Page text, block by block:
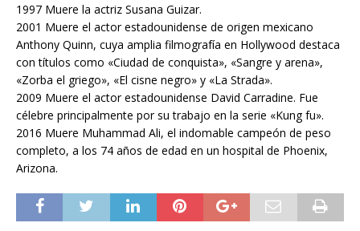
1997 Muere la actriz Susana Guizar.
2001 Muere el actor estadounidense de origen mexicano
Anthony Quinn, cuya amplia filmografía en Hollywood destaca
con títulos como «Ciudad de conquista», «Sangre y arena»,
«Zorba el griego», «El cisne negro» y «La Strada».
2009 Muere el actor estadounidense David Carradine. Fue
célebre principalmente por su trabajo en la serie «Kung fu».
2016 Muere Muhammad Ali, el indomable campeón de peso
completo, a los 74 años de edad en un hospital de Phoenix,
Arizona.